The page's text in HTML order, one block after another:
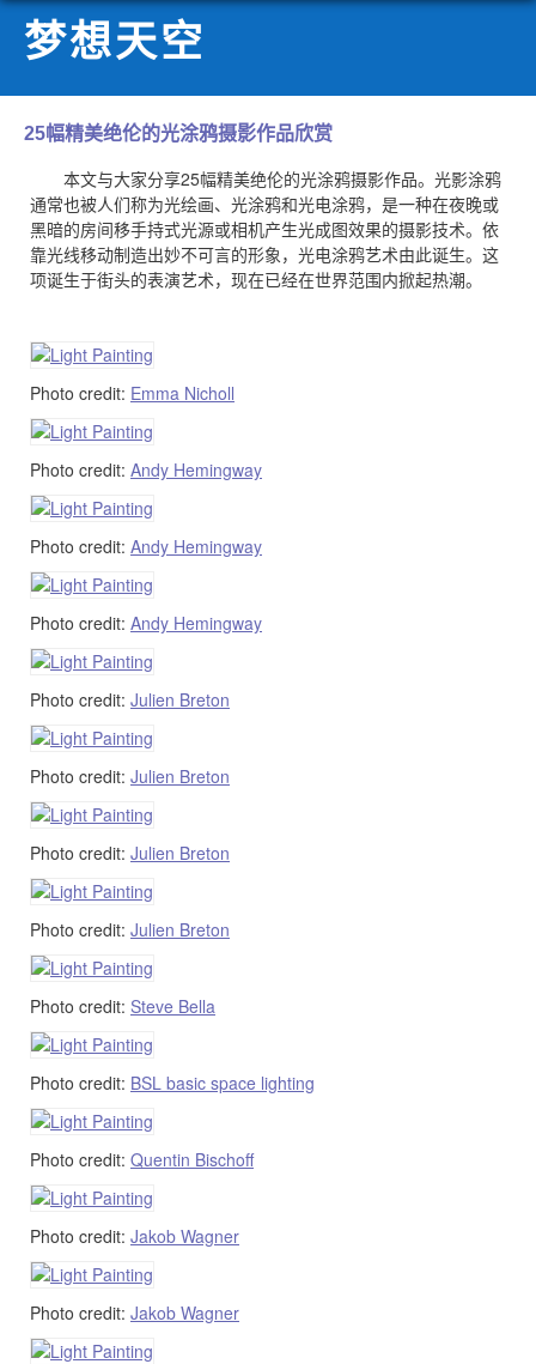
梦想天空
25幅精美绝伦的光涂鸦摄影作品欣赏
本文与大家分享25幅精美绝伦的光涂鸦摄影作品。光影涂鸦
通常也被人们称为光绘画、光涂鸦和光电涂鸦，是一种在夜晚或
黑暗的房间移手持式光源或相机产生光成图效果的摄影技术。依
靠光线移动制造出妙不可言的形象，光电涂鸦艺术由此诞生。这
项诞生于街头的表演艺术，现在已经在世界范围内掀起热潮。
Photo credit: Emma Nicholl
Photo credit: Andy Hemingway
Photo credit: Andy Hemingway
Photo credit: Andy Hemingway
Photo credit: Julien Breton
Photo credit: Julien Breton
Photo credit: Julien Breton
Photo credit: Julien Breton
Photo credit: Steve Bella
Photo credit: BSL basic space lighting
Photo credit: Quentin Bischoff
Photo credit: Jakob Wagner
Photo credit: Jakob Wagner